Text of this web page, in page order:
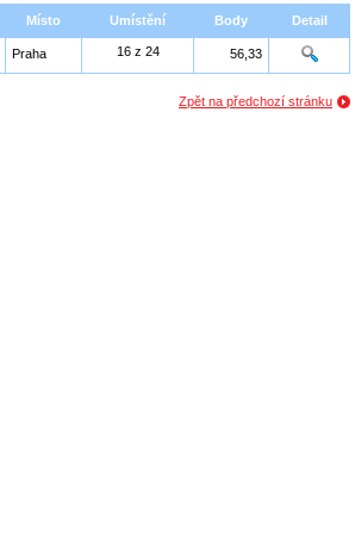
Místo Umístění Body Detail
Praha 16 z 24 56,33
Zpět na předchozí stránku